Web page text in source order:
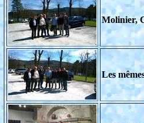
Molinier,
Les